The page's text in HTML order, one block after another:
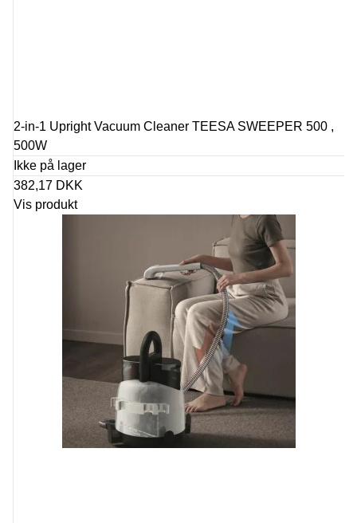
2-in-1 Upright Vacuum Cleaner TEESA SWEEPER 500 ,
500W
Ikke på lager
382,17 DKK
Vis produkt